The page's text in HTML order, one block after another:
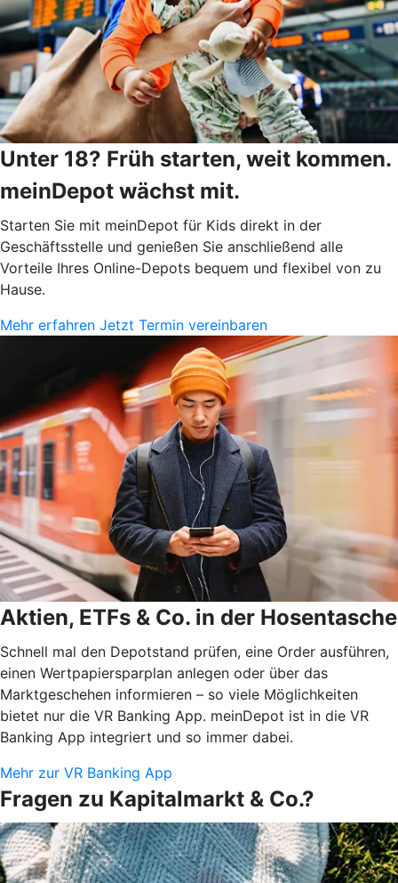
Unter 18? Früh starten, weit kommen.
meinDepot wächst mit.
Starten Sie mit meinDepot für Kids direkt in der
Geschäftsstelle und genießen Sie anschließend alle
Vorteile Ihres Online-Depots bequem und flexibel von zu
Hause.
Mehr erfahren Jetzt Termin vereinbaren
Aktien, ETFs & Co. in der Hosentasche
Schnell mal den Depotstand prüfen, eine Order ausführen,
einen Wertpapiersparplan anlegen oder über das
Marktgeschehen informieren – so viele Möglichkeiten
bietet nur die VR Banking App. meinDepot ist in die VR
Banking App integriert und so immer dabei.
Mehr zur VR Banking App
Fragen zu Kapitalmarkt & Co.?